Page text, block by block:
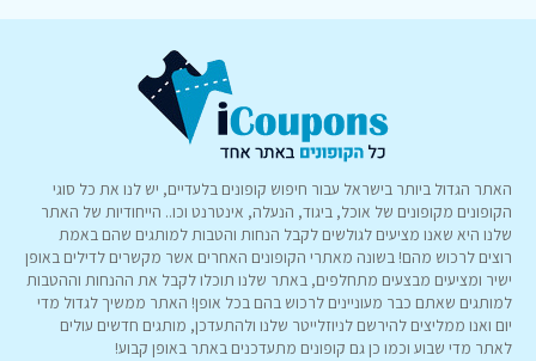
האתר הגדול ביותר בישראל עבור חיפוש קופונים בלעדיים, יש לנו את כל סוגי
הקופונים מקופונים של אוכל, ביגוד, הנעלה, אינטרנט וכו.. הייחודיות של האתר
שלנו היא שאנו מציעים לגולשים לקבל הנחות והטבות למותגים שהם באמת
רוצים לרכוש מהם! בשונה מאתרי הקופונים האחרים אשר מקשרים לדילים באופן
ישיר ומציעים מבצעים מתחלפים, באתר שלנו תוכלו לקבל את ההנחות וההטבות
למותגים שאתם כבר מעוניינים לרכוש בהם בכל אופן! האתר ממשיך לגדול מדי
יום ואנו ממליצים להירשם לניוזלייטר שלנו ולהתעדכן, מותגים חדשים עולים
לאתר מדי שבוע וכמו כן גם קופונים מתעדכנים באתר באופן קבוע!